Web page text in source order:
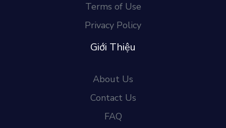
Terms of Use
Privacy Policy
Giới Thiệu
About Us
Contact Us
FAQ